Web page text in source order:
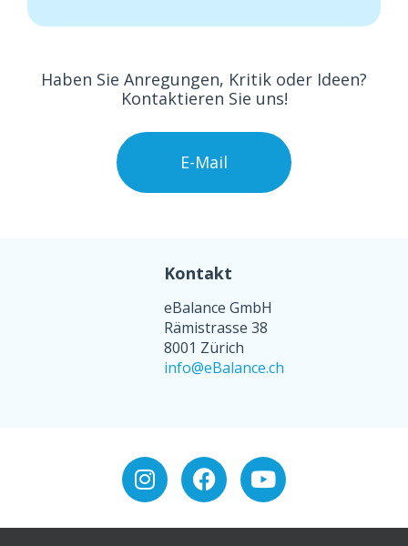
Haben Sie Anregungen, Kritik oder Ideen?
Kontaktieren Sie uns!
E-Mail
Kontakt
eBalance GmbH
Rämistrasse 38
8001 Zürich
info@eBalance.ch